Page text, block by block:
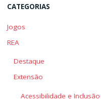
CATEGORIAS
Jogos
REA
Destaque
Extensão
Acessibilidade e Inclusão